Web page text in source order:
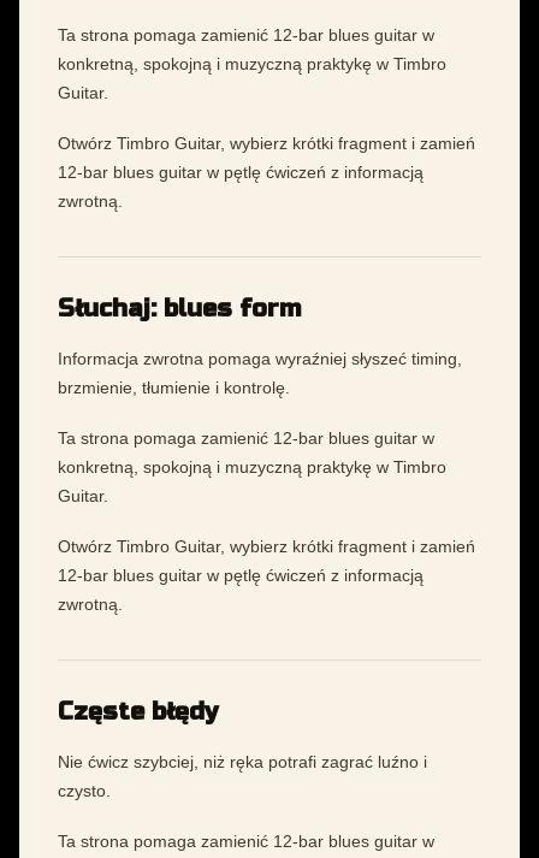
Ta strona pomaga zamienić 12-bar blues guitar w
konkretną, spokojną i muzyczną praktykę w Timbro
Guitar.
Otwórz Timbro Guitar, wybierz krótki fragment i zamień
12-bar blues guitar w pętlę ćwiczeń z informacją
zwrotną.
Słuchaj: blues form
Informacja zwrotna pomaga wyraźniej słyszeć timing,
brzmienie, tłumienie i kontrolę.
Ta strona pomaga zamienić 12-bar blues guitar w
konkretną, spokojną i muzyczną praktykę w Timbro
Guitar.
Otwórz Timbro Guitar, wybierz krótki fragment i zamień
12-bar blues guitar w pętlę ćwiczeń z informacją
zwrotną.
Częste błędy
Nie ćwicz szybciej, niż ręka potrafi zagrać luźno i
czysto.
Ta strona pomaga zamienić 12-bar blues guitar w